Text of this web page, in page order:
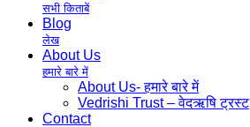
सभी किताबें
Blog
लेख
About Us
हमारे बारे में
About Us- हमारे बारे में
Vedrishi Trust – वेदऋषि ट्रस्ट
Contact